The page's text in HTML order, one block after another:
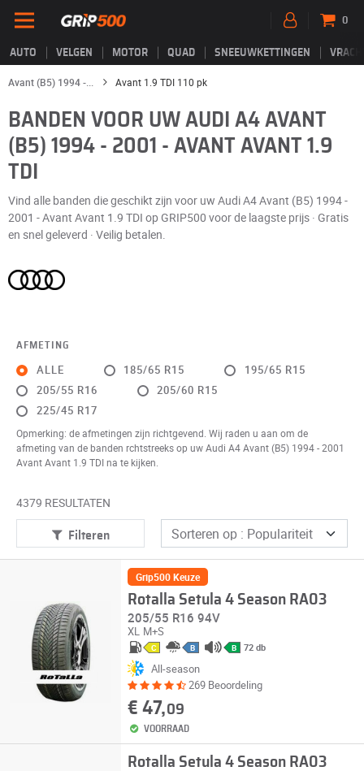
AUTO VELGEN MOTOR QUAD SNEEUWKETTINGEN
0
Avant (B5) 1994 -... Avant 1.9 TDI 110 pk
BANDEN VOOR UW AUDI A4 AVANT
(B5) 1994 - 2001 - AVANT AVANT 1.9
TDI
Vind alle banden die geschikt zijn voor uw Audi A4 Avant (B5) 1994 -
2001 - Avant Avant 1.9 TDI op GRIP500 voor de laagste prijs · Gratis
en snel geleverd · Veilig betalen.
AFMETING
ALLE 185/65 R15
195/65 R15
205/55 R16
205/60 R15
225/45 R17
Opmerking: de afmetingen zijn richtgevend. Wij raden u aan om de
afmeting van de banden rchtstreeks op uw Audi A4 Avant (B5) 1994 - 2001
Avant Avant 1.9 TDI na te kijken.
4379 RESULTATEN
Filteren
Grip500 Keuze
Rotalla Setula 4 Season RA03
205/55 R16 94V
XL M+S
C B B 72 db
All-season
269 Beoordeling
€ 47,09
VOORRAAD
Rotalla Setula 4 Season RA03